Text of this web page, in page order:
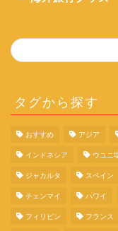
タグから探す
おすすめ アジア
インドネシア ウユニ
ジャカルタ スペイン
チェンマイ ハワイ
フィリピン フランス